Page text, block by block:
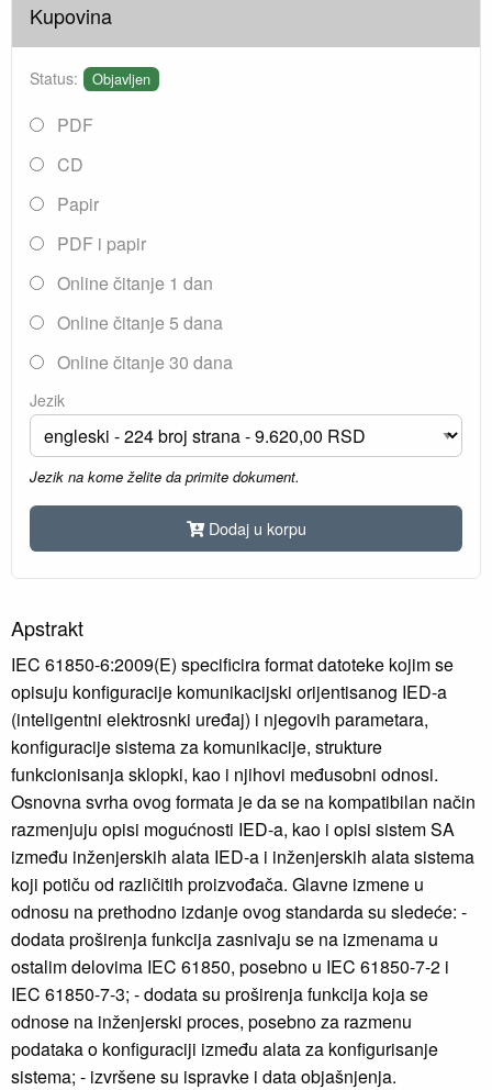
Kupovina
Status: Objavljen
PDF
CD
Papir
PDF i papir
Online čitanje 1 dan
Online čitanje 5 dana
Online čitanje 30 dana
Jezik
Jezik na kome želite da primite dokument.
Dodaj u korpu
Apstrakt
IEC 61850-6:2009(E) specificira format datoteke kojim se
opisuju konfiguracije komunikacijski orijentisanog IED-a
(inteligentni elektrosnki uređaj) i njegovih parametara,
konfiguracije sistema za komunikacije, strukture
funkcionisanja sklopki, kao i njihovi međusobni odnosi.
Osnovna svrha ovog formata je da se na kompatibilan način
razmenjuju opisi mogućnosti IED-a, kao i opisi sistem SA
između inženjerskih alata IED-a i inženjerskih alata sistema
koji potiču od različitih proizvođača. Glavne izmene u
odnosu na prethodno izdanje ovog standarda su sledeće: -
dodata proširenja funkcija zasnivaju se na izmenama u
ostalim delovima IEC 61850, posebno u IEC 61850-7-2 i
IEC 61850-7-3; - dodata su proširenja funkcija koja se
odnose na inženjerski proces, posebno za razmenu
podataka o konfiguraciji između alata za konfigurisanje
sistema; - izvršene su ispravke i data objašnjenja.